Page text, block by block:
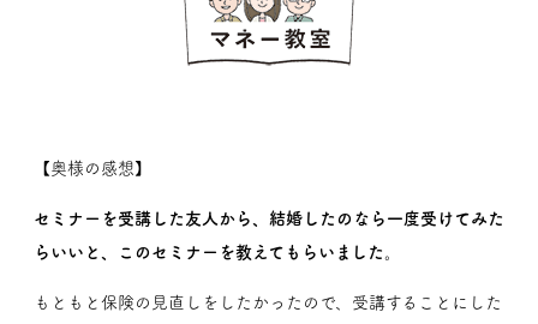
【奥様の感想】
セミナーを受講した友人から、結婚したのなら一度受けてみた
らいいと、このセミナーを教えてもらいました。
もともと保険の見直しをしたかったので、受講することにした